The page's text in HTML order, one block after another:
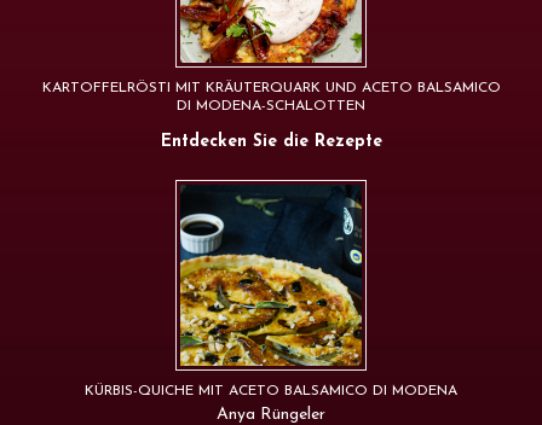
KARTOFFELRÖSTI MIT KRÄUTERQUARK UND ACETO BALSAMICO
DI MODENA-SCHALOTTEN
Entdecken Sie die Rezepte
KÜRBIS-QUICHE MIT ACETO BALSAMICO DI MODENA
Anya Rüngeler